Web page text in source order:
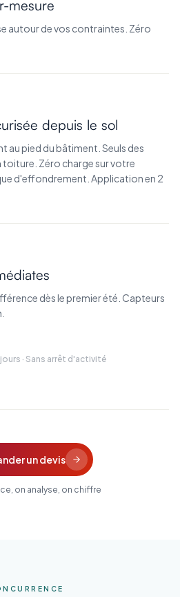
mesure
autour de vos contraintes. Zéro
depuis le sol
au pied du bâtiment. Seuls des
Zéro charge sur votre
d'effondrement. Application en 2
dès le premier été. Capteurs
· Sans arrêt d'activité
un devis
on analyse, on chiffre